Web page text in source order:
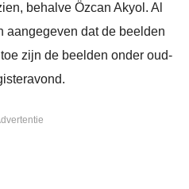
behalve Özcan Akyol. Al
aangegeven dat de beelden
zijn de beelden onder oud-